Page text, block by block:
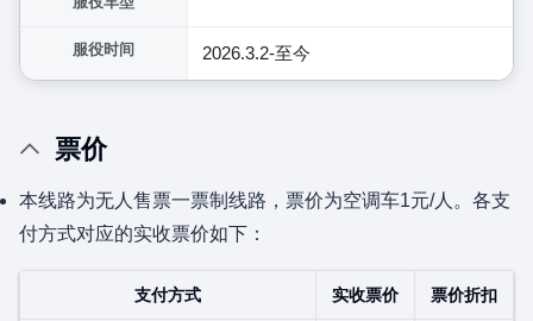
服役时间 2026.3.2-至今
票价
本线路为无人售票一票制线路，票价为空调车1元/人。各支
付方式对应的实收票价如下：
支付方式 实收票价 票价折扣